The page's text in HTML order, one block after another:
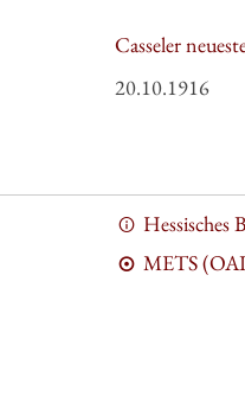
Casseler
20.10.1916
METS